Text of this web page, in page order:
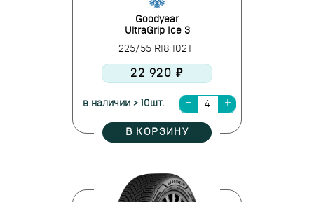
Goodyear
UltraGrip Ice 3
225/55 R18 102T
22 920 ₽
в наличии > 10шт.
В КОРЗИНУ